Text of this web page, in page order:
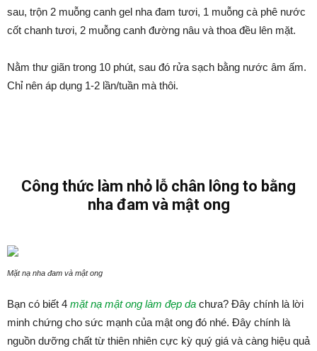
sau, trộn 2 muỗng canh gel nha đam tươi, 1 muỗng cà phê nước
cốt chanh tươi, 2 muỗng canh đường nâu và thoa đều lên mặt.
Nằm thư giãn trong 10 phút, sau đó rửa sạch bằng nước âm ấm.
Chỉ nên áp dụng 1-2 lần/tuần mà thôi.
Công thức làm nhỏ lỗ chân lông to bằng
nha đam và mật ong
Mặt nạ nha đam và mật ong
Bạn có biết 4 mặt nạ mật ong làm đẹp da chưa? Đây chính là lời
minh chứng cho sức mạnh của mật ong đó nhé. Đây chính là
nguồn dưỡng chất từ thiên nhiên cực kỳ quý giá và càng hiệu quả